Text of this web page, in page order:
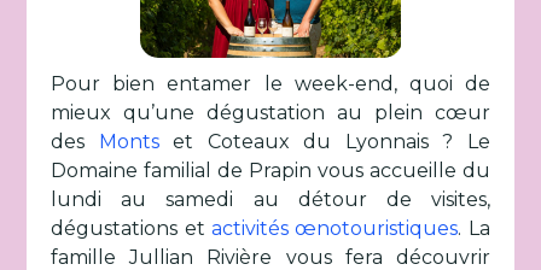
Pour bien entamer le week-end, quoi de
mieux qu’une dégustation au plein cœur
des Montset Coteaux du Lyonnais ? Le
Domaine familial de Prapin vous accueille du
lundi au samedi au détour de visites,
dégustations et activités œnotouristiques. La
famille Jullian Rivière vous fera découvrir